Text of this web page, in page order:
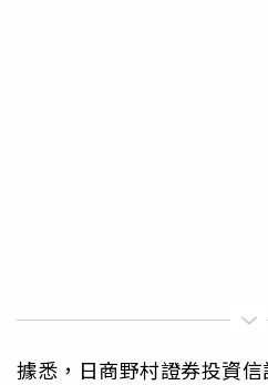
據悉，日商野村證券投資